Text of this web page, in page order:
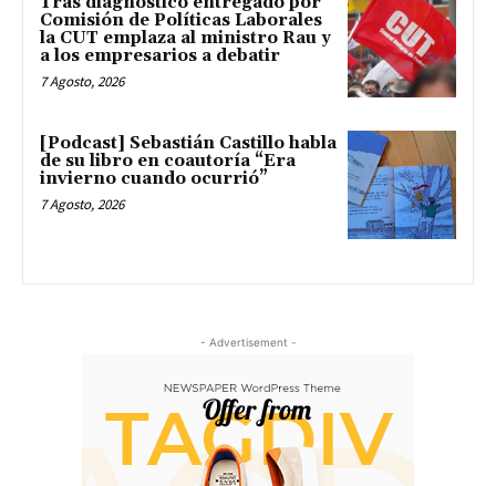
Comisión de Políticas Laborales
la CUT emplaza al ministro Rau y
a los empresarios a debatir
7 Agosto, 2026
[Podcast] Sebastián Castillo habla
de su libro en coautoría “Era
invierno cuando ocurrió”
7 Agosto, 2026
- Advertisement -